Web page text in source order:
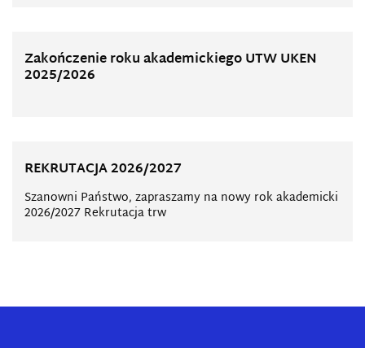
Zakończenie roku akademickiego UTW UKEN
2025/2026
REKRUTACJA 2026/2027
Szanowni Państwo, zapraszamy na nowy rok akademicki
2026/2027 Rekrutacja trw